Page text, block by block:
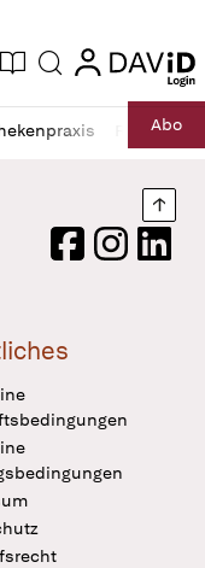
Ausgabe
Suche login
RechtAbo
FacebookInstagram